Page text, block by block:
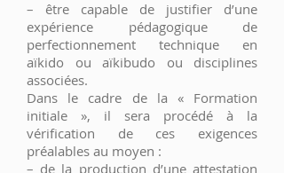
– être capable de justifier d’une
expérience pédagogique de
perfectionnement technique en
aïkido ou aïkibudo ou disciplines
associées.
Dans le cadre de la « Formation
initiale », il sera procédé à la
vérification de ces exigences
préalables au moyen :
– de la production d’une attestation